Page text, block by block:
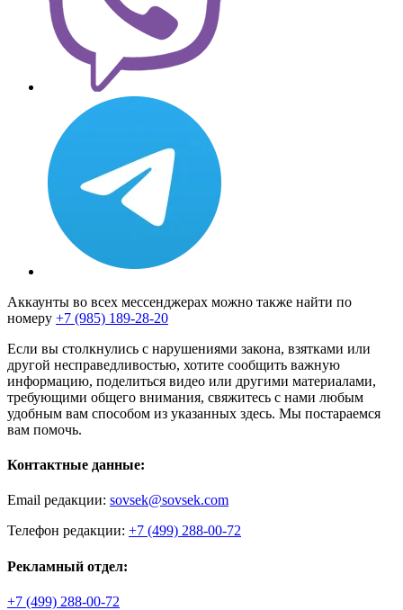
Аккаунты во всех мессенджерах можно также найти по
номеру +7 (985) 189-28-20
Если вы столкнулись с нарушениями закона, взятками или
другой несправедливостью, хотите сообщить важную
информацию, поделиться видео или другими материалами,
требующими общего внимания, свяжитесь с нами любым
удобным вам способом из указанных здесь. Мы постараемся
вам помочь.
Контактные данные:
Email редакции: sovsek@sovsek.com
Телефон редакции: +7 (499) 288-00-72
Рекламный отдел:
+7 (499) 288-00-72